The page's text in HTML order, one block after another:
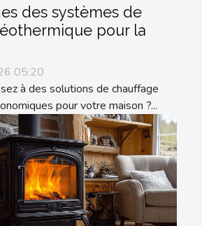
des systèmes de
pour la
05:20
à des solutions de chauffage
pour votre maison ?...